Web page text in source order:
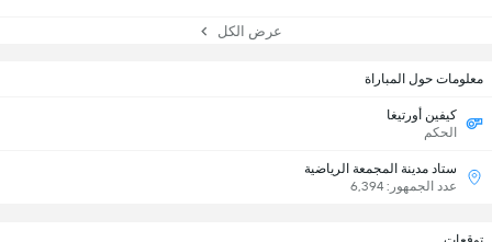
عرض الكل
معلومات حول المباراة
كيفين أورتيغا
الحكم
ستاد مدينة المجمعة الرياضية
عدد الجمهور: 6,394